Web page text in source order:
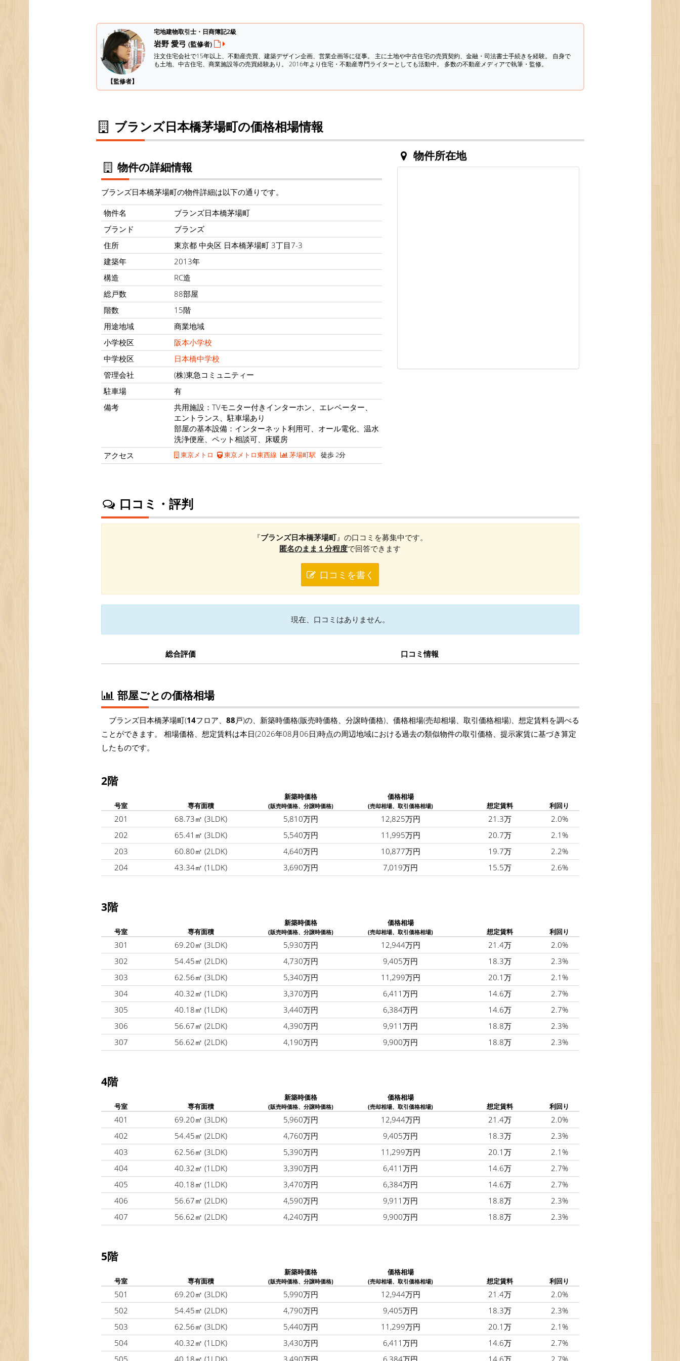
【監修者】
宅地建物取引士・日商簿記2級
岩野 愛弓 (監修者)
注文住宅会社で15年以上、不動産売買、建築デザイン企画、営業企画等に従事。 主に土地や中古住宅の売買契約、金融・司法書士手続きを経験。 自身で
も土地、中古住宅、商業施設等の売買経験あり。 2016年より住宅・不動産専門ライターとしても活動中。 多数の不動産メディアで執筆・監修。
ブランズ日本橋茅場町の価格相場情報
物件の詳細情報
ブランズ日本橋茅場町の物件詳細は以下の通りです。
物件名
ブランズ日本橋茅場町
ブランド
ブランズ
住所
東京都 中央区 日本橋茅場町 3丁目7-3
建築年
2013年
構造
RC造
総戸数
88部屋
階数
15階
用途地域
商業地域
小学校区
阪本小学校
中学校区
日本橋中学校
管理会社
(株)東急コミュニティー
駐車場
有
備考
共用施設：TVモニター付きインターホン、エレベーター、
エントランス、駐車場あり
部屋の基本設備：インターネット利用可、オール電化、温水
洗浄便座、ペット相談可、床暖房
アクセス
東京メトロ 東京メトロ東西線 茅場町駅 徒歩 2分
物件所在地
口コミ・評判
『ブランズ日本橋茅場町』の口コミを募集中です。
匿名のまま１分程度で回答できます
口コミを書く
現在、口コミはありません。
総合評価 口コミ情報
部屋ごとの価格相場
ブランズ日本橋茅場町(14フロア、 88戸)の、新築時価格(販売時価格、分譲時価格)、価格相場(売却相場、取引価格相場)、想定賃料を調べる
ことができます。 相場価格、想定賃料は本日(2026年08月06日)時点の周辺地域における過去の類似物件の取引価格、提示家賃に基づき算定
したものです。
2階
号室 専有面積
新築時価格
(販売時価格、分譲時価格)
価格相場
(売却相場、取引価格相場) 想定賃料 利回り
201 68.73㎡ (3LDK) 5,810万円 12,825万円 21.3万
2.0%
202
65.41㎡ (3LDK) 5,540万円 11,995万円 20.7万
2.1%
203
60.80㎡ (2LDK) 4,640万円 10,877万円 19.7万
2.2%
204
43.34㎡ (1LDK) 3,690万円 7,019万円 15.5万 2.6%
3階
号室 専有面積
新築時価格
(販売時価格、分譲時価格)
価格相場
(売却相場、取引価格相場) 想定賃料 利回り
301 69.20㎡ (3LDK) 5,930万円 12,944万円 21.4万
2.0%
302
54.45㎡ (2LDK) 4,730万円 9,405万円 18.3万
2.3%
303
62.56㎡ (3LDK) 5,340万円 11,299万円 20.1万
2.1%
304
40.32㎡ (1LDK) 3,370万円 6,411万円 14.6万
2.7%
305
40.18㎡ (1LDK) 3,440万円 6,384万円 14.6万
2.7%
306
56.67㎡ (2LDK) 4,390万円 9,911万円 18.8万
2.3%
307
56.62㎡ (2LDK) 4,190万円 9,900万円 18.8万 2.3%
4階
号室 専有面積
新築時価格
(販売時価格、分譲時価格)
価格相場
(売却相場、取引価格相場) 想定賃料 利回り
401 69.20㎡ (3LDK) 5,960万円 12,944万円 21.4万
2.0%
402
54.45㎡ (2LDK) 4,760万円 9,405万円 18.3万
2.3%
403
62.56㎡ (3LDK) 5,390万円 11,299万円 20.1万
2.1%
404
40.32㎡ (1LDK) 3,390万円 6,411万円 14.6万
2.7%
405
40.18㎡ (1LDK) 3,470万円 6,384万円 14.6万
2.7%
406
56.67㎡ (2LDK) 4,590万円 9,911万円 18.8万
2.3%
407
56.62㎡ (2LDK) 4,240万円 9,900万円 18.8万 2.3%
5階
号室 専有面積
新築時価格
(販売時価格、分譲時価格)
価格相場
(売却相場、取引価格相場) 想定賃料 利回り
501 69.20㎡ (3LDK) 5,990万円 12,944万円 21.4万
2.0%
502
54.45㎡ (2LDK) 4,790万円 9,405万円 18.3万
2.3%
503
62.56㎡ (3LDK) 5,440万円 11,299万円 20.1万
2.1%
504
40.32㎡ (1LDK) 3,430万円 6,411万円 14.6万
2.7%
505
40.18㎡ (1LDK) 3,490万円 6,384万円 14.6万 2.7%